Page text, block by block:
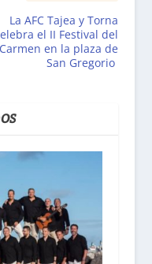
La AFC Tajea y Torna
el II Festival del
Carmen en la plaza de
San Gregorio